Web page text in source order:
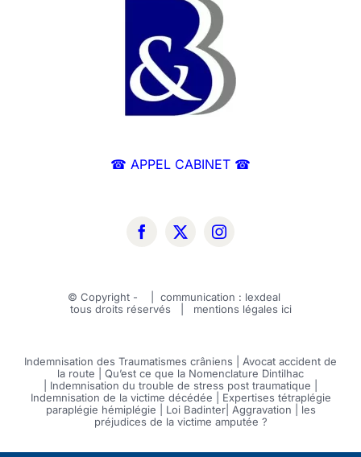
☎ APPEL CABINET ☎
© Copyright - | communication : lexdeal
tous droits réservés | mentions légales ici
Indemnisation des Traumatismes crâniens
Avocat accident de
la route
Qu’est ce que la Nomenclature Dintilhac
Indemnisation du trouble de stress post traumatique
Indemnisation de la victime décédée
Expertises tétraplégie
paraplégie hémiplégie
Loi Badinter| Aggravation
les
préjudices de la victime amputée ?